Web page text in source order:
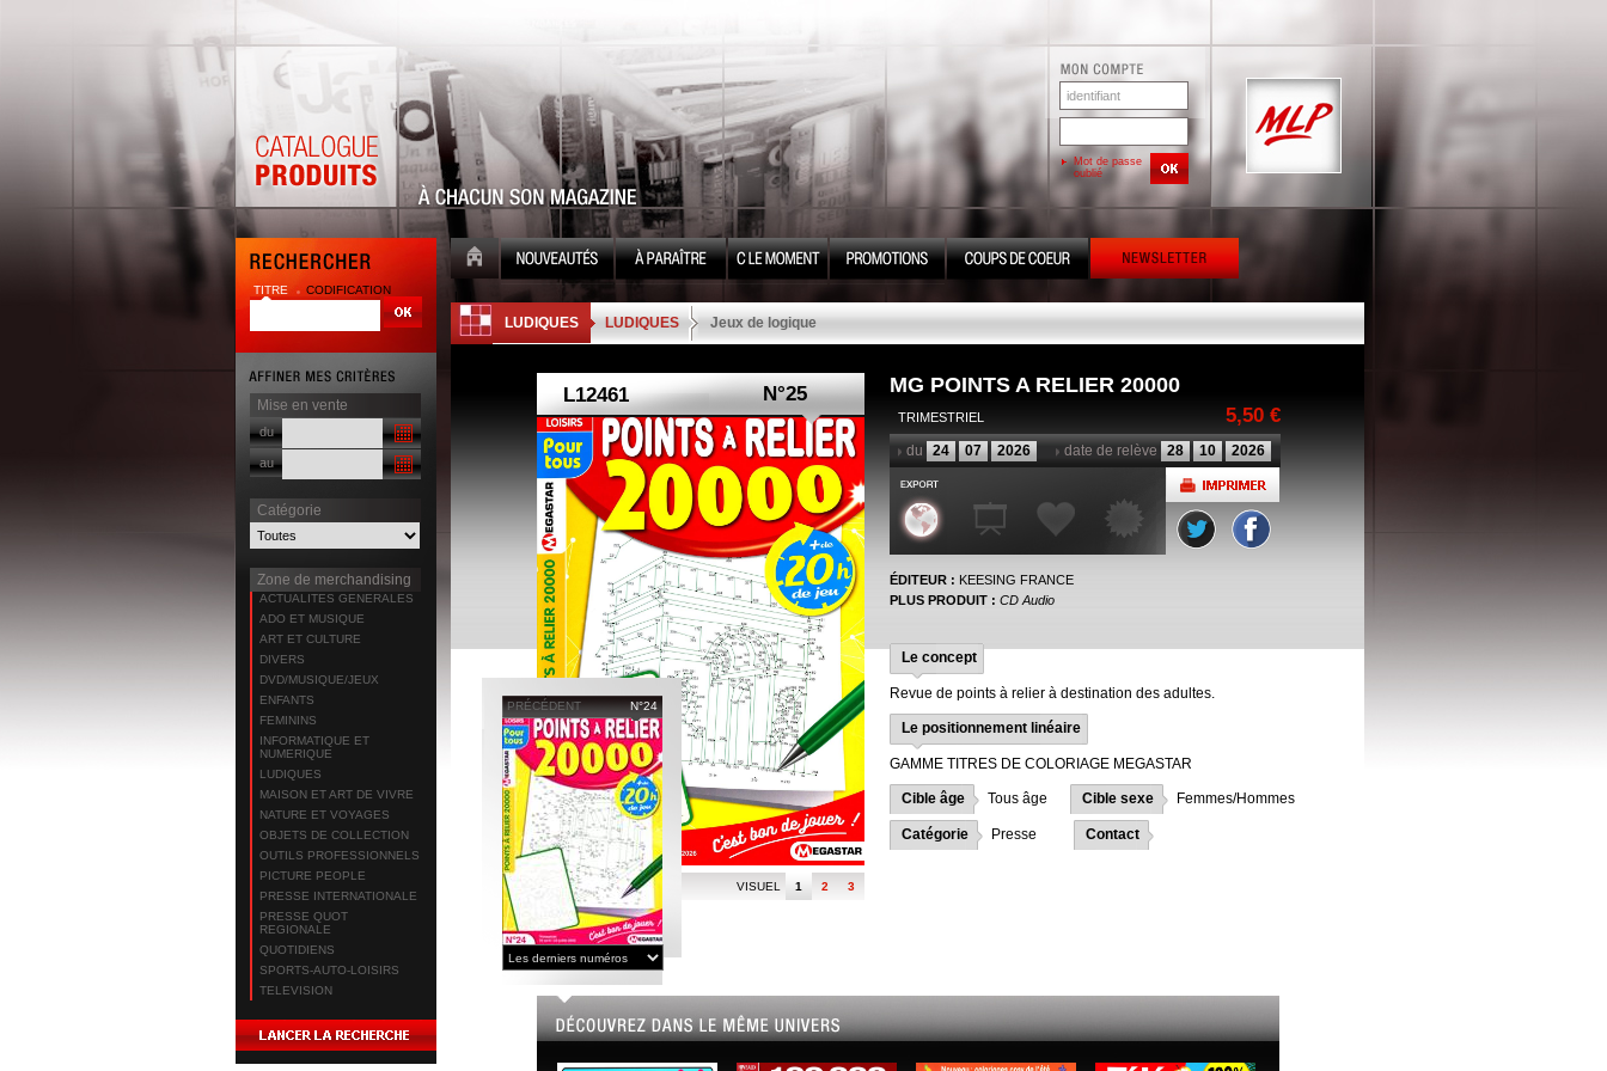
Mot de passe
oublié
TITRE CODIFICATION
Mise en vente
du
au
Catégorie
Zone de merchandising
ACTUALITES GENERALES
ADO ET MUSIQUE
ART ET CULTURE
DIVERS
DVD/MUSIQUE/JEUX
ENFANTS
FEMININS
INFORMATIQUE ET
NUMERIQUE
LUDIQUES
MAISON ET ART DE VIVRE
NATURE ET VOYAGES
OBJETS DE COLLECTION
OUTILS PROFESSIONNELS
PICTURE PEOPLE
PRESSE INTERNATIONALE
PRESSE QUOT
REGIONALE
QUOTIDIENS
SPORTS-AUTO-LOISIRS
TELEVISION
LUDIQUES LUDIQUES Jeux de logique
N°25
1 2 3
VISUEL
PRÉCÉDENT N°24
MG POINTS A RELIER 20000
5,50 €
TRIMESTRIEL
du 24 07 2026 date de relève 28 10 2026
ÉDITEUR : KEESING FRANCE
PLUS PRODUIT : CD Audio
Le concept
Revue de points à relier à destination des adultes.
Le positionnement linéaire
GAMME TITRES DE COLORIAGE MEGASTAR
Cible âge Tous âge Cible sexe Femmes/Hommes
Catégorie Presse Contact